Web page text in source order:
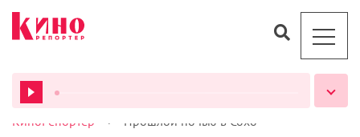
ВСЕ ПОДКАСТЫ
КиноРепортер > Прошлой ночью в Сохо